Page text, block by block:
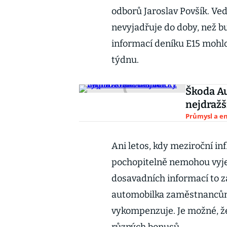
odborů Jaroslav Povšík.
nevyjadřuje do doby, než
informací deníku E15
týdnu.
Škoda
Průmysl a
Ani letos, kdy meziroční
pochopitelně nemohou
dosavadních informací to
automobilka
vykompenzuje. Je možné,